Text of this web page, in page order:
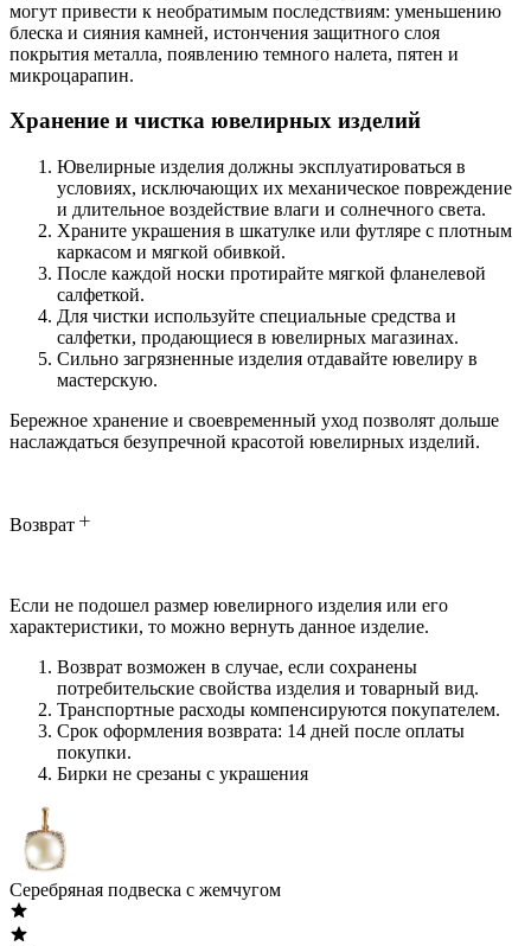
могут привести к необратимым последствиям: уменьшению
блеска и сияния камней, истончения защитного слоя
покрытия металла, появлению темного налета, пятен и
микроцарапин.
Хранение и чистка ювелирных изделий
Ювелирные изделия должны эксплуатироваться в
условиях, исключающих их механическое повреждение
и длительное воздействие влаги и солнечного света.
Храните украшения в шкатулке или футляре с плотным
каркасом и мягкой обивкой.
После каждой носки протирайте мягкой фланелевой
салфеткой.
Для чистки используйте специальные средства и
салфетки, продающиеся в ювелирных магазинах.
Сильно загрязненные изделия отдавайте ювелиру в
мастерскую.
Бережное хранение и своевременный уход позволят дольше
наслаждаться безупречной красотой ювелирных изделий.
Возврат
Если не подошел размер ювелирного изделия или его
характеристики, то можно вернуть данное изделие.
Возврат возможен в случае, если сохранены
потребительские свойства изделия и товарный вид.
Транспортные расходы компенсируются покупателем.
Срок оформления возврата: 14 дней после оплаты
покупки.
Бирки не срезаны с украшения
Серебряная подвеска с жемчугом